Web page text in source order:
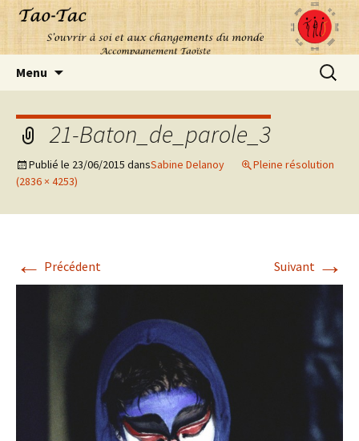
Menu
21-Baton_de_parole_3
Publié le 23/06/2015 dansSabine Delanoy
Pleine résolution
(2836 × 4253)
← Précédent Suivant →